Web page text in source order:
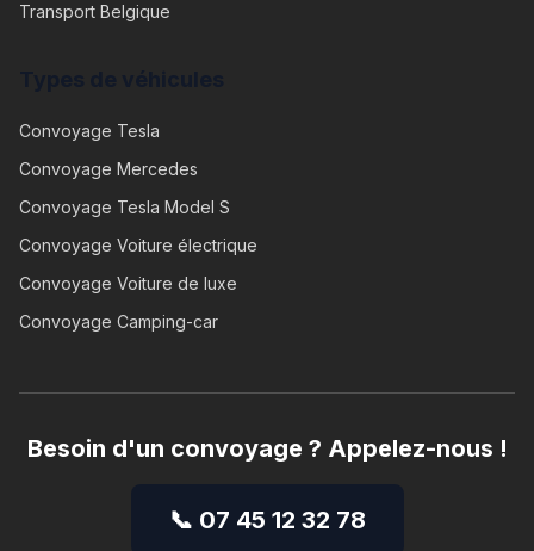
Transport Belgique
Convoyage Tesla
Convoyage Mercedes
Convoyage Tesla Model S
Convoyage Voiture électrique
Convoyage Voiture de luxe
Convoyage Camping-car
Besoin d'un convoyage ? Appelez-nous !
📞 07 45 12 32 78